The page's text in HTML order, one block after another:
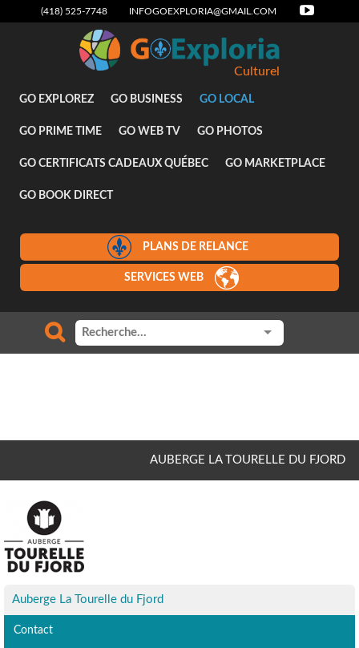
(418) 525-7748 INFOGOEXPLORIA@GMAIL.COM
Culturel
GO EXPLOREZ GO BUSINESS GO LOCAL
GO PRIME TIME GO WEB TV GO PHOTOS
GO CERTIFICATS CADEAUX QUÉBEC GO MARKETPLACE
GO BOOK DIRECT
PLANS DE RELANCE
SERVICES WEB
AUBERGE LA TOURELLE DU FJORD
Auberge La Tourelle du Fjord
Contact